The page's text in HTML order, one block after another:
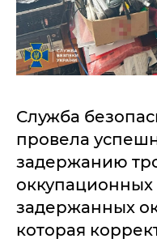
Служба
провела
задержанию
оккупационных
задержанных
которая